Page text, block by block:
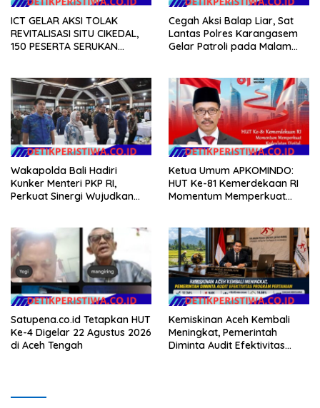
ICT GELAR AKSI TOLAK
REVITALISASI SITU CIKEDAL,
150 PESERTA SERUKAN
Cegah Aksi Balap Liar, Sat
Lantas Polres Karangasem
Gelar Patroli pada Malam
Wakapolda Bali Hadiri
Kunker Menteri PKP RI,
Perkuat Sinergi Wujudkan
Ketua Umum APKOMINDO:
HUT Ke-81 Kemerdekaan RI
Momentum Memperkuat
Hukum Menuju Indonesia
Emas 2045
Satupena.co.id Tetapkan HUT
Ke-4 Digelar 22 Agustus 2026
di Aceh Tengah
Kemiskinan Aceh Kembali
Meningkat, Pemerintah
Diminta Audit Efektivitas